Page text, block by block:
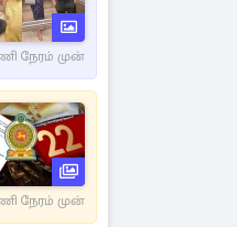
நேரம் முன்
நேரம் முன்